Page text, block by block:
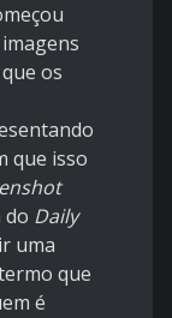
os
que isso
do Daily
uma
que
é